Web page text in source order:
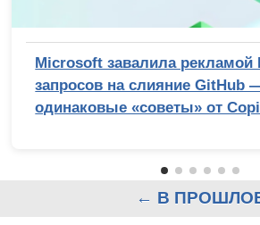
Microsoft завалила
запросов на слияние GitHub
одинаковые «советы» от
← В